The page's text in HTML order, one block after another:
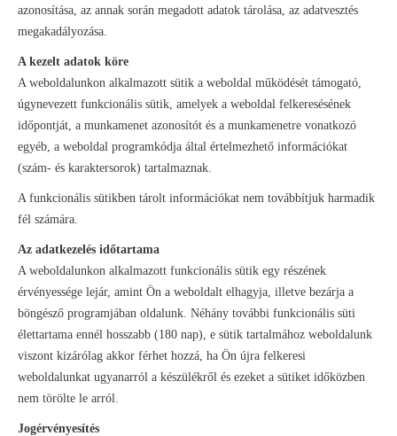
azonosítása, az annak során megadott adatok tárolása, az adatvesztés
megakadályozása.
A kezelt adatok köre
A weboldalunkon alkalmazott sütik a weboldal működését támogató,
úgynevezett funkcionális sütik, amelyek a weboldal felkeresésének
időpontját, a munkamenet azonosítót és a munkamenetre vonatkozó
egyéb, a weboldal programkódja által értelmezhető információkat
(szám- és karaktersorok) tartalmaznak.
A funkcionális sütikben tárolt információkat nem továbbítjuk harmadik
fél számára.
Az adatkezelés időtartama
A weboldalunkon alkalmazott funkcionális sütik egy részének
érvényessége lejár, amint Ön a weboldalt elhagyja, illetve bezárja a
böngésző programjában oldalunk. Néhány további funkcionális süti
élettartama ennél hosszabb (180 nap), e sütik tartalmához weboldalunk
viszont kizárólag akkor férhet hozzá, ha Ön újra felkeresi
weboldalunkat ugyanarról a készülékről és ezeket a sütiket időközben
nem törölte le arról.
Jogérvényesítés